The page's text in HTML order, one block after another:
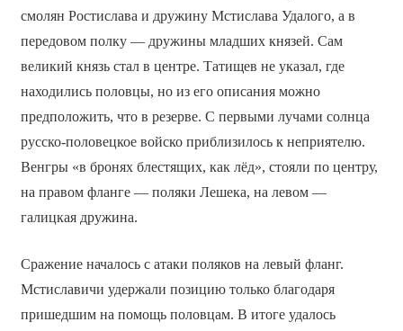
смолян Ростислава и дружину Мстислава Удалого, а в
передовом полку — дружины младших князей. Сам
великий князь стал в центре. Татищев не указал, где
находились половцы, но из его описания можно
предположить, что в резерве. С первыми лучами солнца
русско-половецкое войско приблизилось к неприятелю.
Венгры «в бронях блестящих, как лёд», стояли по центру,
на правом фланге — поляки Лешека, на левом —
галицкая дружина.
Сражение началось с атаки поляков на левый фланг.
Мстиславичи удержали позицию только благодаря
пришедшим на помощь половцам. В итоге удалось